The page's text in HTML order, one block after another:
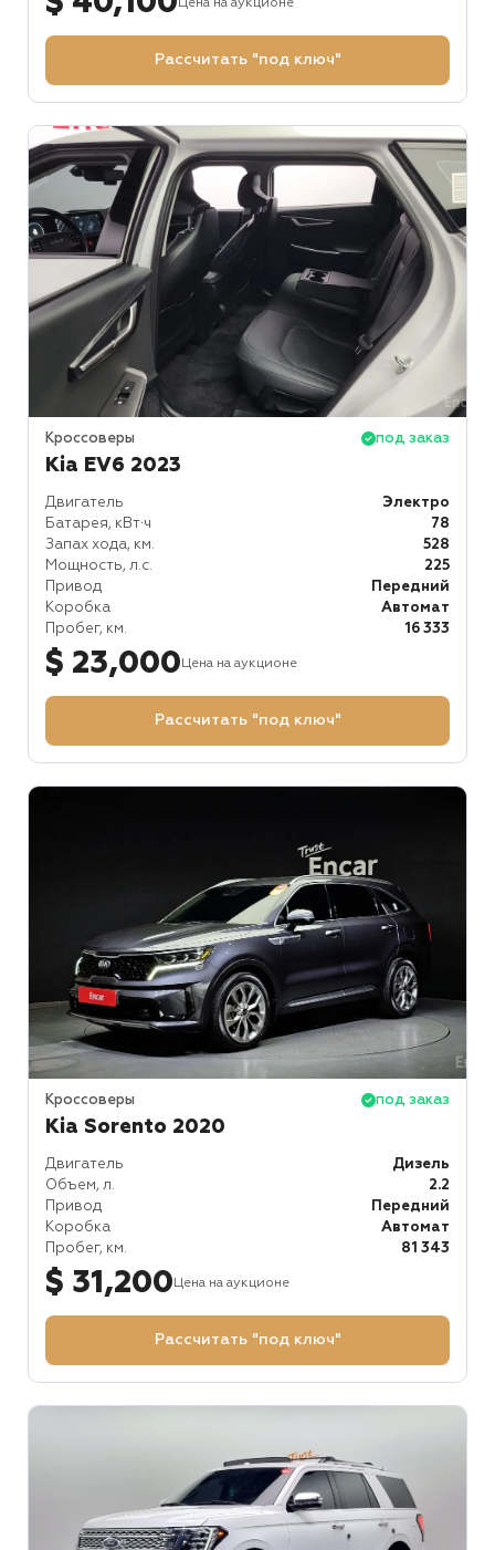
Цена на аукционе
Рассчитать "под ключ"
Кроссоверы под заказ
Kia EV6 2023
Двигатель
Электро
Батарея, кВт⋅ч
78
Запах хода, км.
528
Мощность, л.с.
225
Привод
Передний
Коробка
Автомат
Пробег, км.
16 333
$ 23,000Цена на аукционе
Рассчитать "под ключ"
Кроссоверы под заказ
Kia Sorento 2020
Двигатель
Дизель
Объем, л.
2.2
Привод
Передний
Коробка
Автомат
Пробег, км.
81 343
$ 31,200Цена на аукционе
Рассчитать "под ключ"